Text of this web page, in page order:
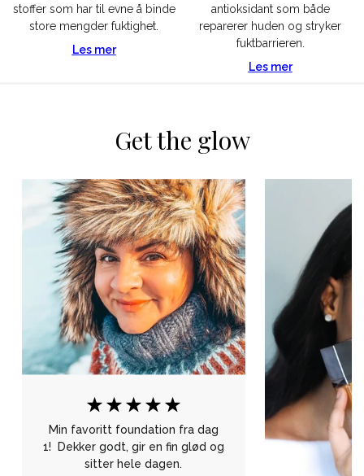
stoffer som har til evne å binde
store mengder fuktighet.
Les mer
antioksidant som både
reparerer huden og stryker
fuktbarrieren.
Les mer
Get the glow
Min favoritt foundation fra dag
1! Dekker godt, gir en fin glød og
sitter hele dagen.